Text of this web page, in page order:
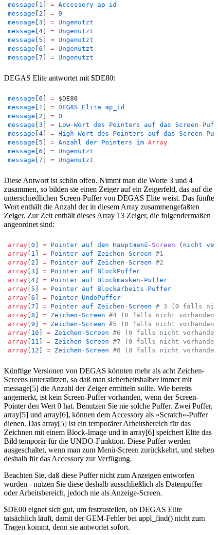
message
1 = Accessory ap_id
message
2 = 0
message 3 = Ungenutzt
message 4 = Ungenutzt
message
5 = Ungenutzt
message 6 = Ungenutzt
message 7 = Ungenutzt
DEGAS Elite antwortet mit $DE80:
message 0 = $DE80
message
1 = DEGAS Elite
ap_id
message
2 = 0
message 3 = Low-Wort des Pointers auf das Screen -
message 4 = High -Wort des Pointers auf das Screen -
message
5 = Anzahl der Pointers im Array
message 6 = Ungenutzt
message 7 = Ungenutzt
Diese Antwort ist schön offen. Nimmt man die Worte 3 und 4
zusammen, so bilden sie einen Zeiger auf ein Zeigerfeld, das auf die
unterschiedlichen Screen-Puffer von DEGAS Elite weist. Das fünfte
Wort enthält die Anzahl der in diesem Array zusammengefaßten
Zeiger. Zur Zeit enthält dieses Array 13 Zeiger, die folgendermaßen
angeordnet sind:
array 0 = Pointer auf den Hauptmenü - Screen ( nicht
array 1 = Pointer auf Zeichen - Screen #1
array 2 = Pointer auf Zeichen - Screen #2
array 3 = Pointer auf
BlockPuffer
array 4 = Pointer auf Blockmasken - Puffer
array 5 = Pointer auf Blockarbeits - Puffer
array 6 = Pointer UndoPuffer
array 7 = Pointer auf Zeichen - Screen # 3 (0 falls
array 8 = Zeichen - Screen #4 (0 falls nicht vorhanden)
array 9 = Zeichen - Screen #5 (0 falls nicht vorhanden)
array 10 = Zeichen - Screen #6 (0 falls nicht
array 11 = Zeichen - Screen #7 (0 falls nicht
array 12 = Zeichen - Screen #8 (0 falls nicht
Künftige Versionen von DEGAS könnten mehr als acht Zeichen-
Screens unterstützen, so daß man sicherheitshalber immer mit
message[5] die Anzahl der Zeiger ermitteln sollte. Wie bereits
angemerkt, ist kein Screen-Puffer vorhanden, wenn der Screen-
Pointer den Wert 0 hat. Benutzen Sie nie solche Puffer. Zwei Puffer,
array[5] und array[6], können dem Accessory als »Scratch«-Puffer
dienen. Das array[5] ist ein temporärer Arbeitsbereich für das
Zeichnen mit einem Block-Image und in array[6] speichert Elite das
Bild temporär für die UNDO-Funktion. Diese Puffer werden
ausgeschaltet, wenn man zum Menü-Screen zurückkehrt, und stehen
deshalb für das Accessory zur Verfügung.
Beachten Sie, daß diese Puffer nicht zum Anzeigen entworfen
wurden - nutzen Sie diese deshalb ausschließlich als Datenpuffer
oder Arbeitsbereich, jedoch nie als Anzeige-Screen.
$DE00 eignet sich gut, um festzustellen, ob DEGAS Elite
tatsächlich läuft, damit der GEM-Fehler bei appl_find() nicht zum
Tragen kommt, denn sie antwortet sofort.